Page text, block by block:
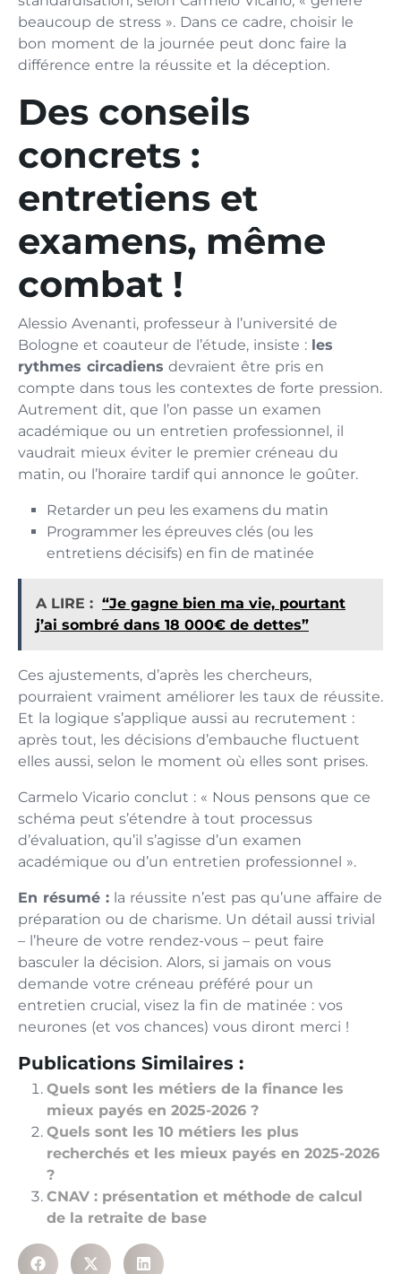
beaucoup de stress ». Dans ce cadre, choisir le
bon moment de la journée peut donc faire la
différence entre la réussite et la déception.
Des conseils
concrets :
entretiens et
examens, même
combat !
Alessio Avenanti, professeur à l’université de
Bologne et coauteur de l’étude, insiste : les
rythmes circadiens devraient être pris en
compte dans tous les contextes de forte pression.
Autrement dit, que l’on passe un examen
académique ou un entretien professionnel, il
vaudrait mieux éviter le premier créneau du
matin, ou l’horaire tardif qui annonce le goûter.
Retarder un peu les examens du matin
Programmer les épreuves clés (ou les
entretiens décisifs) en fin de matinée
A LIRE : “Je gagne bien ma vie, pourtant
j’ai sombré dans 18 000€ de dettes”
Ces ajustements, d’après les chercheurs,
pourraient vraiment améliorer les taux de réussite.
Et la logique s’applique aussi au recrutement :
après tout, les décisions d’embauche fluctuent
elles aussi, selon le moment où elles sont prises.
Carmelo Vicario conclut : « Nous pensons que ce
schéma peut s’étendre à tout processus
d’évaluation, qu’il s’agisse d’un examen
académique ou d’un entretien professionnel ».
En résumé : la réussite n’est pas qu’une affaire de
préparation ou de charisme. Un détail aussi trivial
– l’heure de votre rendez-vous – peut faire
basculer la décision. Alors, si jamais on vous
demande votre créneau préféré pour un
entretien crucial, visez la fin de matinée : vos
neurones (et vos chances) vous diront merci !
Publications Similaires :
Quels sont les métiers de la finance les
mieux payés en 2025-2026 ?
Quels sont les 10 métiers les plus
recherchés et les mieux payés en 2025-2026
?
CNAV : présentation et méthode de calcul
de la retraite de base